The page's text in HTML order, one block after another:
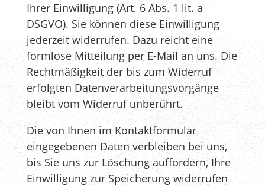
Ihrer Einwilligung (Art. 6 Abs. 1 lit. a
DSGVO). Sie können diese Einwilligung
jederzeit widerrufen. Dazu reicht eine
formlose Mitteilung per E-Mail an uns. Die
Rechtmäßigkeit der bis zum Widerruf
erfolgten Datenverarbeitungsvorgänge
bleibt vom Widerruf unberührt.
Die von Ihnen im Kontaktformular
eingegebenen Daten verbleiben bei uns,
bis Sie uns zur Löschung auffordern, Ihre
Einwilligung zur Speicherung widerrufen